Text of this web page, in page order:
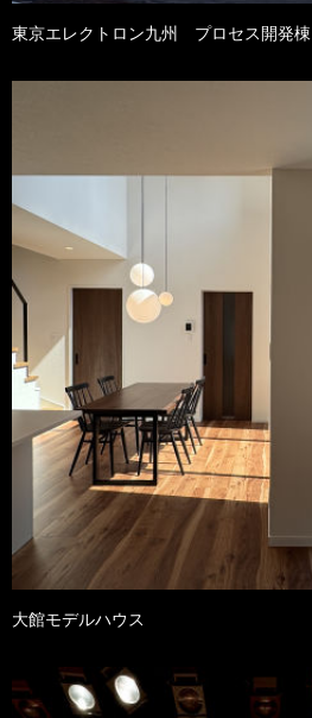
東京エレクトロン九州 プロセス開発棟
大館モデルハウス